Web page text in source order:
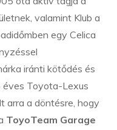
valamint Klub a
egy Celica
iránti kötődés és
éves Toyota-Lexus
arra a döntésre, hogy
ToyoTeam Garage